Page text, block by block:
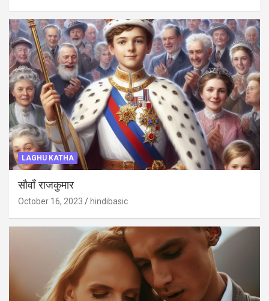
LAGHU KATHA
सौवाँ राजकुमार
October 16, 2023 hindibasic